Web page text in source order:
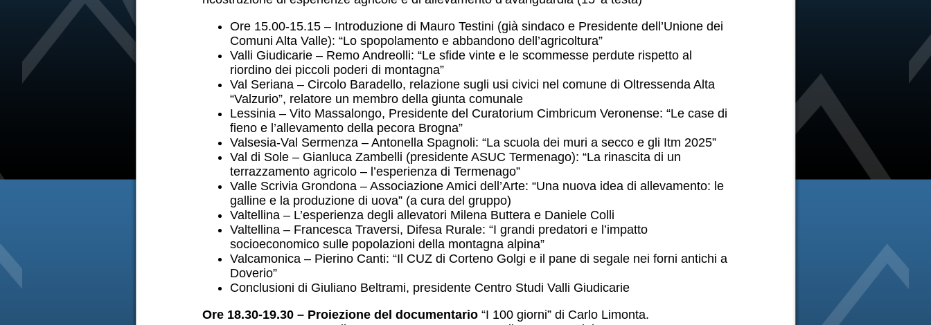
Ore 15.00-15.15 – Introduzione di Mauro Testini (già sindaco e Presidente dell’Unione dei
Comuni Alta Valle): “Lo spopolamento e abbandono dell’agricoltura”
Valli Giudicarie – Remo Andreolli: “Le sfide vinte e le scommesse perdute rispetto al
riordino dei piccoli poderi di montagna”
Val Seriana – Circolo Baradello, relazione sugli usi civici nel comune di Oltressenda Alta
“Valzurio”, relatore un membro della giunta comunale
Lessinia – Vito Massalongo, Presidente del Curatorium Cimbricum Veronense: “Le case di
fieno e l’allevamento della pecora Brogna”
Valsesia-Val Sermenza – Antonella Spagnoli: “La scuola dei muri a secco e gli Itm 2025”
Val di Sole – Gianluca Zambelli (presidente ASUC Termenago): “La rinascita di un
terrazzamento agricolo – l’esperienza di Termenago”
Valle Scrivia Grondona – Associazione Amici dell’Arte: “Una nuova idea di allevamento: le
galline e la produzione di uova” (a cura del gruppo)
Valtellina – L’esperienza degli allevatori Milena Buttera e Daniele Colli
Valtellina – Francesca Traversi, Difesa Rurale: “I grandi predatori e l’impatto
socioeconomico sulle popolazioni della montagna alpina”
Valcamonica – Pierino Canti: “Il CUZ di Corteno Golgi e il pane di segale nei forni antichi a
Doverio”
Conclusioni di Giuliano Beltrami, presidente Centro Studi Valli Giudicarie
Ore 18.30-19.30 – Proiezione del documentario “I 100 giorni” di Carlo Limonta.